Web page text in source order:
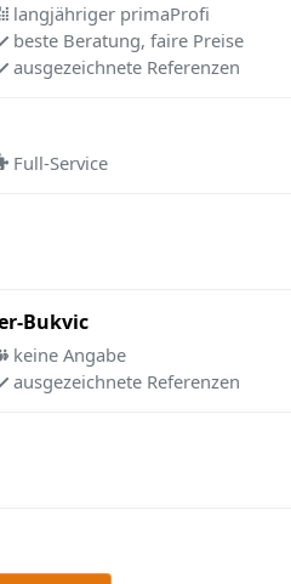
langjähriger primaProfi
beste Beratung, faire Preise
ausgezeichnete Referenzen
Full-Service
Bukvic
keine Angabe
ausgezeichnete Referenzen